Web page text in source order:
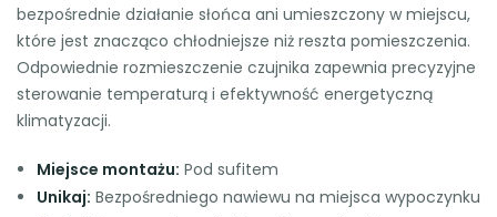
bezpośrednie działanie słońca ani umieszczony w miejscu,
które jest znacząco chłodniejsze niż reszta pomieszczenia.
Odpowiednie rozmieszczenie czujnika zapewnia precyzyjne
sterowanie temperaturą i efektywność energetyczną
klimatyzacji.
Miejsce montażu: Pod sufitem
Unikaj: Bezpośredniego nawiewu na miejsca wypoczynku